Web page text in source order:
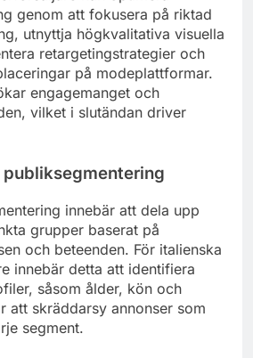
genom att fokusera på riktad
utnyttja högkvalitativa visuella
retargetingstrategier och
på modeplattformar.
engagemanget och
vilket i slutändan driver
innebär att dela upp
grupper baserat på
och beteenden. För italienska
innebär detta att identifiera
såsom ålder, kön och
att skräddarsy annonser som
segment.